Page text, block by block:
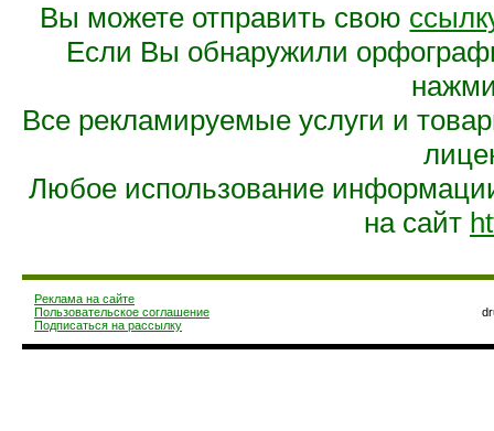
Вы можете отправить свою
Если Вы обнаружили
Все рекламируемые услуги и
Любое использование
на сайт
Реклама на сайте
Пользовательское соглашение
Подписаться на рассылку